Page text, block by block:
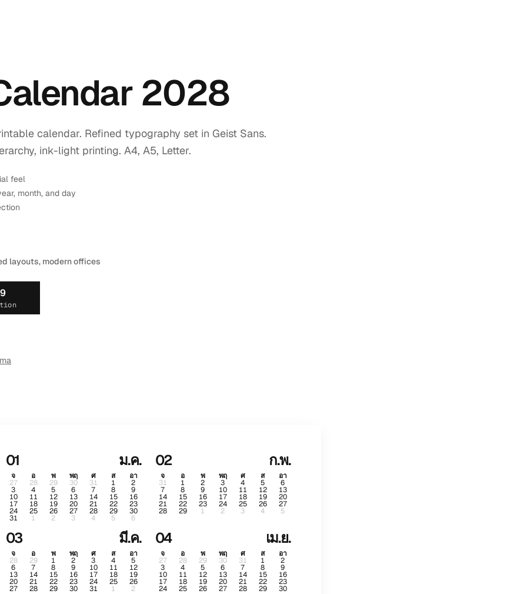
2028
calendar. Refined typography set in Geist Sans.
ink-light printing. A4, A5, Letter.
feel
month, and day
layouts, modern offices
01 ม.ค.
จ อ พ พฤ ศ ส อา
27 28 29 30 31 1 2
3 4 5 6 7 8 9
10 11 12 13 14 15 16
17 18 19 20 21 22 23
24 25 26 27 28 29 30
31 1 2 3 4 5 6
02 ก.พ.
จ อ พ พฤ ศ ส อา
31 1 2 3 4 5 6
7 8 9 10 11 12 13
14 15 16 17 18 19 20
21 22 23 24 25 26 27
28 29 1 2 3 4 5
03 มี.ค.
จ อ พ พฤ ศ ส อา
28 29 1 2 3 4 5
6 7 8 9 10 11 12
13 14 15 16 17 18 19
20 21 22 23 24 25 26
27 28 29 30 31 1 2
04 เม.ย.
จ อ พ พฤ ศ ส อา
27 28 29 30 31 1 2
3 4 5 6 7 8 9
10 11 12 13 14 15 16
17 18 19 20 21 22 23
24 25 26 27 28 29 30